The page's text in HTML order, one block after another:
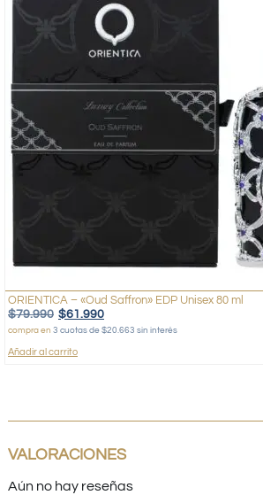
ORIENTICA – «Oud Saffron» EDP Unisex 80 ml
$79.990 $61.990
compra en 3 cuotas de $20.663 sin interés
Añadir al carrito
VALORACIONES
Aún no hay reseñas